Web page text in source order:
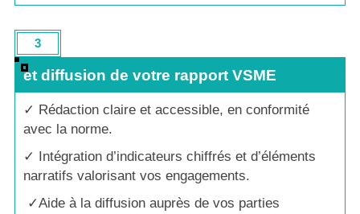
3
Rédaction
et diffusion de votre rapport VSME
✓ Rédaction claire et accessible, en conformité
avec la norme.
✓ Intégration d’indicateurs chiffrés et d’éléments
narratifs valorisant vos engagements.
✓Aide à la diffusion auprès de vos parties